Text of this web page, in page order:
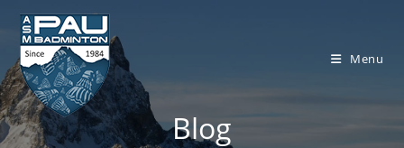
Skip
content
Menu
Blog